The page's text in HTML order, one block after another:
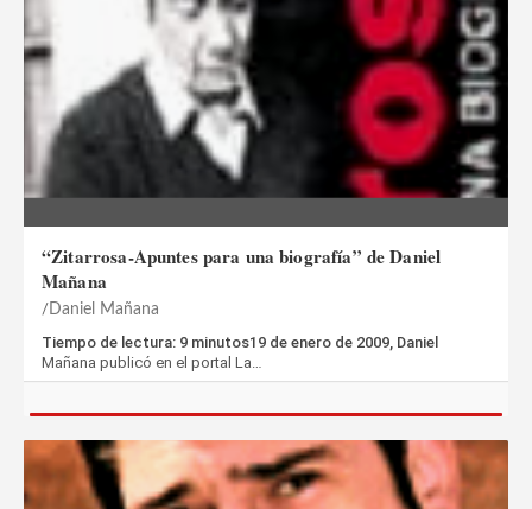
“Zitarrosa-Apuntes para una biografía” de Daniel
Mañana
Daniel Mañana
Tiempo de lectura: 9 minutos19 de enero de 2009, Daniel
Mañana publicó en el portal La…